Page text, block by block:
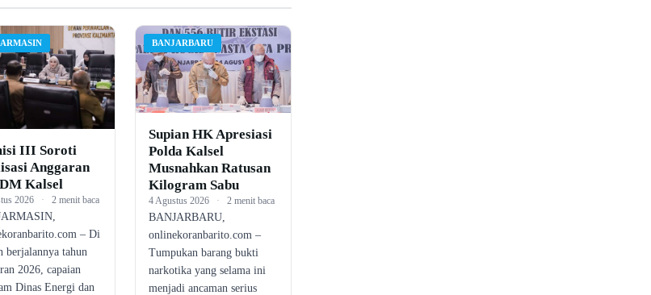
III Soroti
Anggaran
Kalsel
2026 · 2 menit baca
– Di
berjalannya tahun
2026, capaian
Dinas Energi dan
BANJARBARU
Supian HK Apresiasi
Polda Kalsel
Musnahkan Ratusan
Kilogram Sabu
4 Agustus 2026 · 2 menit baca
BANJARBARU,
onlinekoranbarito.com –
Tumpukan barang bukti
narkotika yang selama ini
menjadi ancaman serius